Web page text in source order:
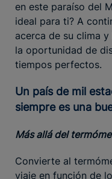
en este paraíso del
ideal para ti? A
acerca de su clima
la oportunidad de
tiempos perfectos.
Un país de mil estaciones: por qué Marruecos
siempre es una
Más allá del
Convierte al
viaje en función de